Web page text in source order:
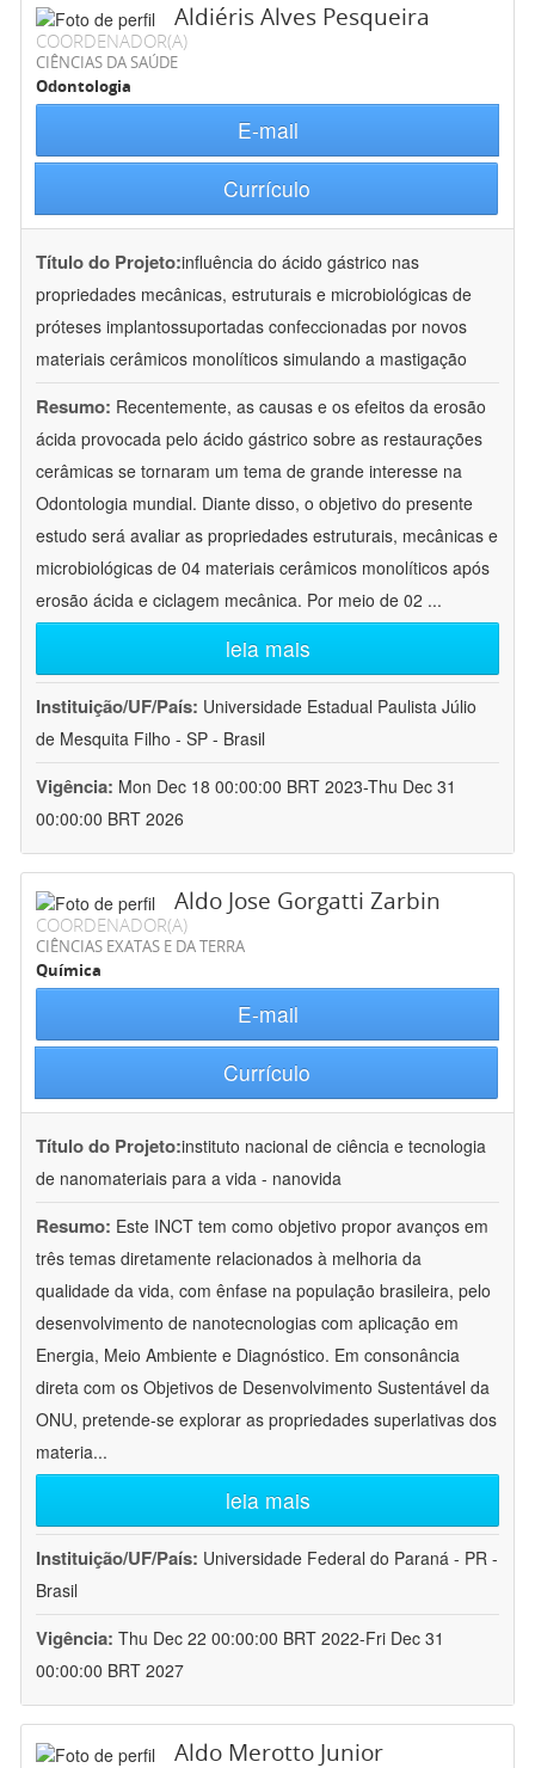
Aldiéris Alves Pesqueira
COORDENADOR(A)
CIÊNCIAS DA SAÚDE
Odontologia
E-mail
Currículo
Título do Projeto:influência do ácido gástrico nas
propriedades mecânicas, estruturais e microbiológicas de
próteses implantossuportadas confeccionadas por novos
materiais cerâmicos monolíticos simulando a mastigação
Resumo: Recentemente, as causas e os efeitos da erosão
ácida provocada pelo ácido gástrico sobre as restaurações
cerâmicas se tornaram um tema de grande interesse na
Odontologia mundial. Diante disso, o objetivo do presente
estudo será avaliar as propriedades estruturais, mecânicas e
microbiológicas de 04 materiais cerâmicos monolíticos após
erosão ácida e ciclagem mecânica. Por meio de 02 ...
leia mais
Instituição/UF/País: Universidade Estadual Paulista Júlio
de Mesquita Filho - SP - Brasil
Vigência: Mon Dec 18 00:00:00 BRT 2023-Thu Dec 31
00:00:00 BRT 2026
Aldo Jose Gorgatti Zarbin
COORDENADOR(A)
CIÊNCIAS EXATAS E DA TERRA
Química
E-mail
Currículo
Título do Projeto:instituto nacional de ciência e tecnologia
de nanomateriais para a vida - nanovida
Resumo: Este INCT tem como objetivo propor avanços em
três temas diretamente relacionados à melhoria da
qualidade da vida, com ênfase na população brasileira, pelo
desenvolvimento de nanotecnologias com aplicação em
Energia, Meio Ambiente e Diagnóstico. Em consonância
direta com os Objetivos de Desenvolvimento Sustentável da
ONU, pretende-se explorar as propriedades superlativas dos
materia...
leia mais
Instituição/UF/País: Universidade Federal do Paraná - PR -
Brasil
Vigência: Thu Dec 22 00:00:00 BRT 2022-Fri Dec 31
00:00:00 BRT 2027
Aldo Merotto Junior